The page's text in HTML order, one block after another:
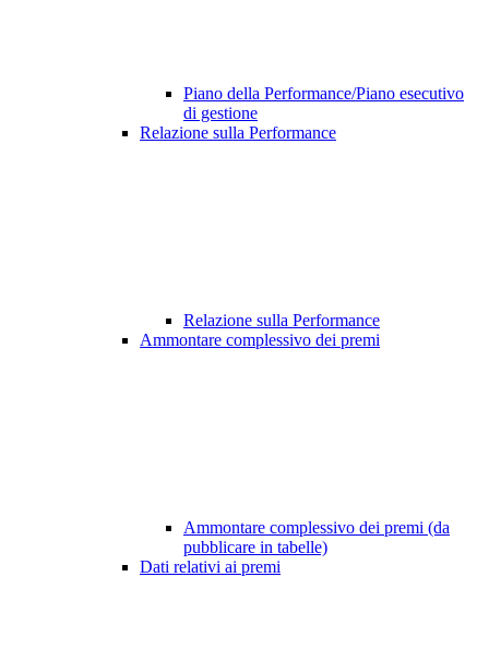
Piano della Performance/Piano esecutivo
di gestione
Relazione sulla Performance
Relazione sulla Performance
Ammontare complessivo dei premi
Ammontare complessivo dei premi (da
pubblicare in tabelle)
Dati relativi ai premi